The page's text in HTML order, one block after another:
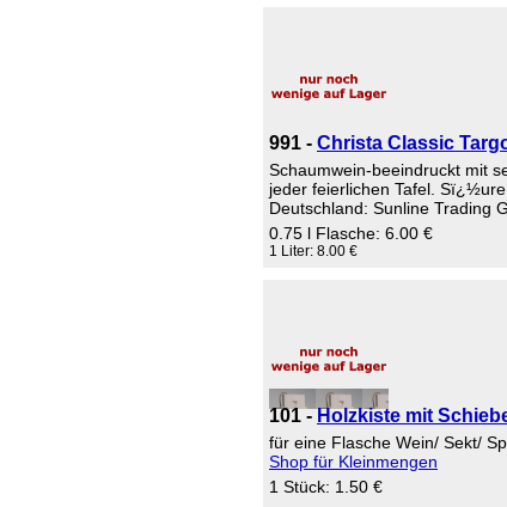
991 - Christa Classic
Schaumwein-beeindruckt mit
jeder feierlichen Tafel.
Deutschland: Sunline Trading
0.75 l Flasche: 6.00 €
1 Liter: 8.00 €
101 -Holzkiste mit
für eine Flasche Wein/ Sekt/
Shop für Kleinmengen
1 Stück: 1.50 €